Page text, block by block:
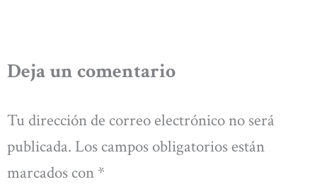
Deja un comentario
Tu dirección de correo electrónico no será
publicada. Los campos obligatorios están
marcados con *